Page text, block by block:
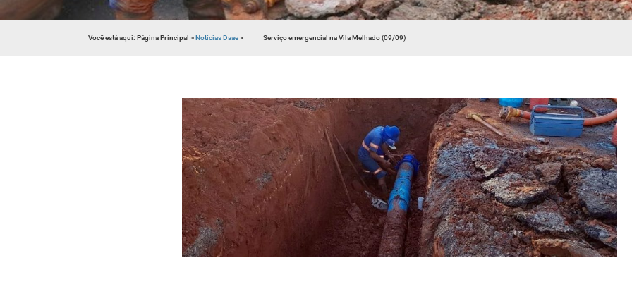
Você está aqui:Página Principal>Notícias Daae> Serviço emergencial na Vila Melhado (09/09)